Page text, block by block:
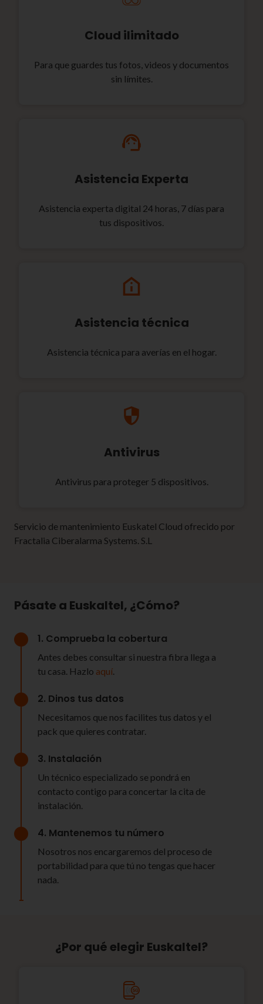
Cloud ilimitado
Para que guardes tus fotos, videos y documentos
sin límites.
Asistencia Experta
Asistencia experta digital 24 horas, 7 días para
tus dispositivos.
Asistencia técnica
Asistencia técnica para averías en el hogar.
Antivirus
Antivirus para proteger 5 dispositivos.
Servicio de mantenimiento Euskatel Cloud ofrecido por
Fractalia Ciberalarma Systems. S.L
Pásate a Euskaltel, ¿Cómo?
1. Comprueba la cobertura
Antes debes consultar si nuestra fibra llega a
tu casa. Hazlo aquí.
2. Dinos tus datos
Necesitamos que nos facilites tus datos y el
pack que quieres contratar.
3. Instalación
Un técnico especializado se pondrá en
contacto contigo para concertar la cita de
instalación.
4. Mantenemos tu número
Nosotros nos encargaremos del proceso de
portabilidad para que tú no tengas que hacer
nada.
¿Por qué elegir Euskaltel?